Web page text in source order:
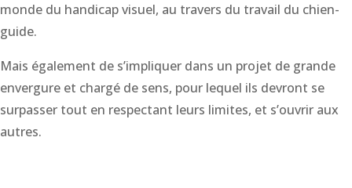
monde du handicap visuel, au travers du travail du chien-
guide.
Mais également de s’impliquer dans un projet de grande
envergure et chargé de sens, pour lequel ils devront se
surpasser tout en respectant leurs limites, et s’ouvrir aux
autres.